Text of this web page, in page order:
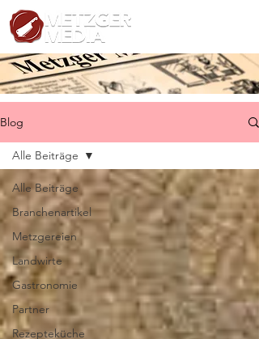
Blog
Alle Beiträge
Branchenartikel
Metzgereien
Landwirte
Gastronomie
Partner
Rezepteküche
Alle Beiträge